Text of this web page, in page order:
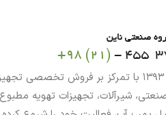
آی ناین از سال ۱۳۹۳ با تمرکز بر فروش تخصصی
شیرآلات، تجهیزات تهویه